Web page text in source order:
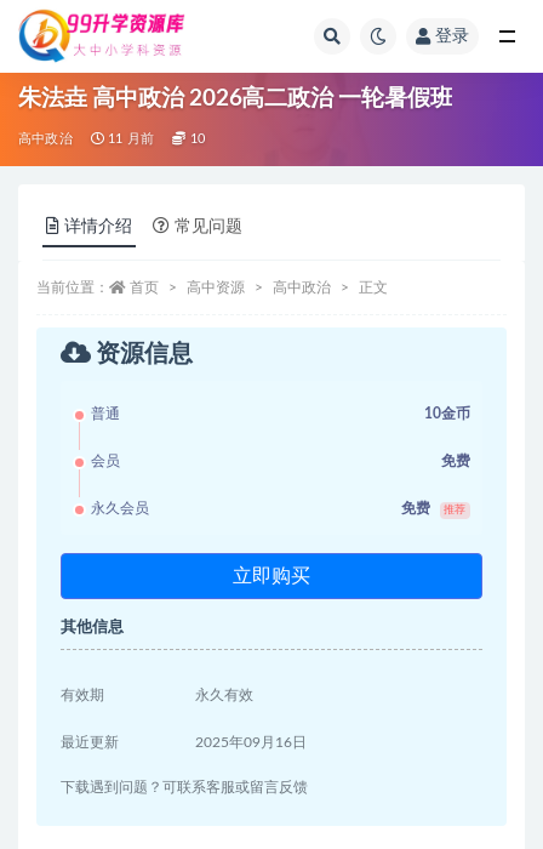
登录
朱法垚 高中政治 2026高二政治 一轮暑假班
高中政治 11 月前 10
详情介绍 常见问题
当前位置： 首页 高中资源 高中政治 正文
资源信息
普通 10金币
会员 免费
永久会员 免费 推荐
立即购买
其他信息
有效期 永久有效
最近更新 2025年09月16日
下载遇到问题？可联系客服或留言反馈